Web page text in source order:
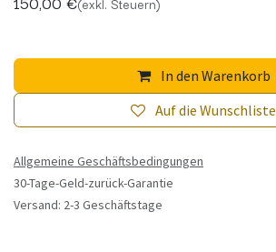
In den Warenkorb
Auf die Wunschliste
Allgemeine Geschäftsbedingungen
30-Tage-Geld-zurück-Garantie
Versand: 2-3 Geschäftstage